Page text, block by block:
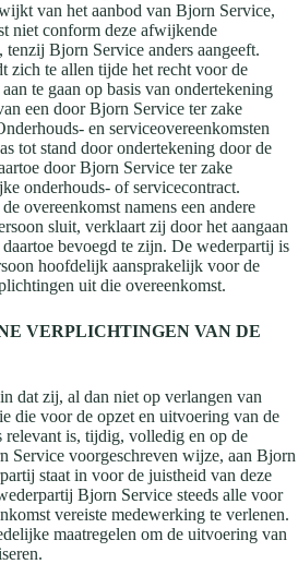
van het aanbod van Bjorn Service,
niet conform deze afwijkende
tenzij Bjorn Service anders aangeeft.
zich te allen tijde het recht voor de
te gaan op basis van ondertekening
een door Bjorn Service ter zake
en serviceovereenkomsten
tot stand door ondertekening door de
door Bjorn Service ter zake
onderhouds- of servicecontract.
overeenkomst namens een andere
sluit, verklaart zij door het aangaan
bevoegd te zijn. De wederpartij is
hoofdelijk aansprakelijk voor de
uit die overeenkomst.
VERPLICHTINGEN VAN DE
dat zij, al dan niet op verlangen van
die voor de opzet en uitvoering van de
is, tijdig, volledig en op de
Service voorgeschreven wijze, aan Bjorn
staat in voor de juistheid van deze
Bjorn Service steeds alle voor
vereiste medewerking te verlenen.
maatregelen om de uitvoering van